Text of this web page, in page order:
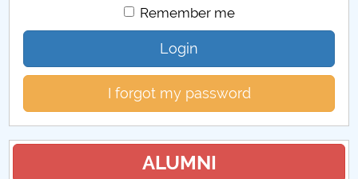
Alegeri Departament EFS
Remember me
Login
I forgot my password
ALUMNI